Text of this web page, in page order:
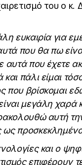
του ο κ.
ευκαιρία για
που θα πω
αυτά που έχετε
πάλι είμαι
που βρίσκομαι
μεγάλη χαρά
αυτή
και ο
επιφέρουν